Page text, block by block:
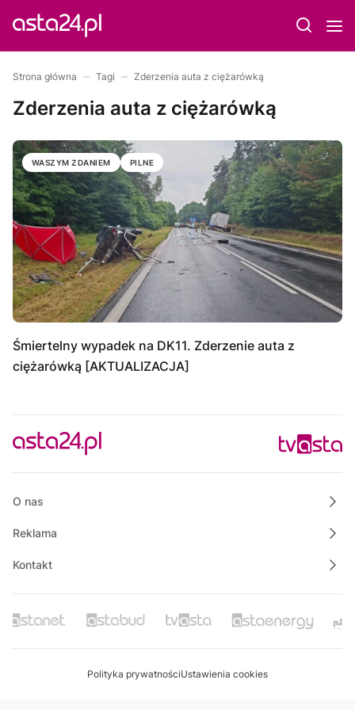
Strona główna Tagi Zderzenia auta z ciężarówką
Zderzenia auta z ciężarówką
WASZYM ZDANIEM PILNE
Śmiertelny wypadek na DK11. Zderzenie auta z
ciężarówką [AKTUALIZACJA]
O nas
Reklama
Kontakt
Polityka prywatnościUstawienia cookies